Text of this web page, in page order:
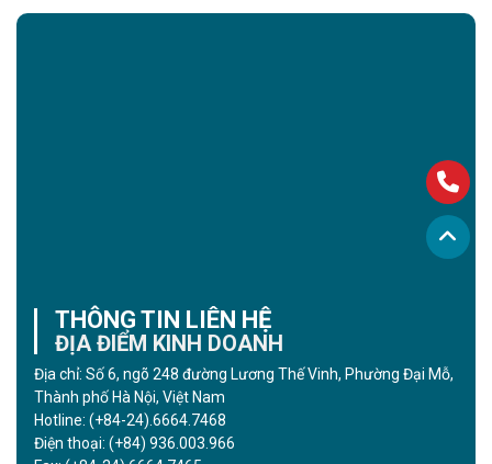
THÔNG TIN LIÊN HỆ
ĐỊA ĐIỂM KINH DOANH
Địa chỉ: Số 6, ngõ 248 đường Lương Thế Vinh, Phường Đại Mỗ,
Thành phố Hà Nội, Việt Nam
Hotline: (+84-24).6664.7468
Điện thoại: (+84) 936.003.966